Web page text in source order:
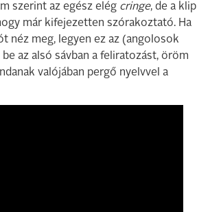
szerint az egész elég cringe, de a klip
már kifejezetten szórakoztató. Ha
néz meg, legyen ez az (angolosok
az alsó sávban a feliratozást, öröm
valójában pergő nyelvvel a